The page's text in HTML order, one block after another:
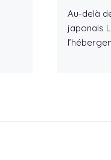
Au-delà
japonais